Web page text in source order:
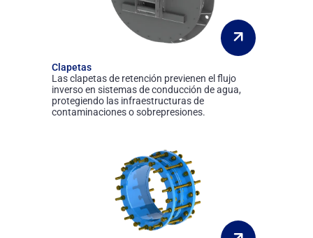
Clapetas
Las clapetas de retención previenen el flujo
inverso en sistemas de conducción de agua,
protegiendo las infraestructuras de
contaminaciones o sobrepresiones.